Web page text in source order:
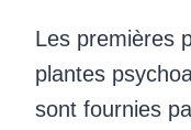
Les premières
plantes
sont fournies